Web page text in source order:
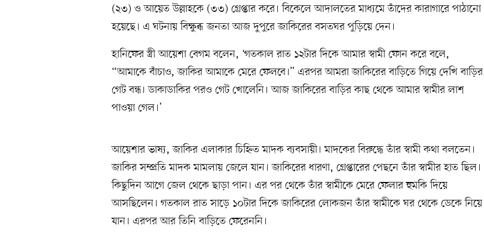
(২৩) ও আয়েত উল্লাহকে (৩৩) গ্রেপ্তার করে। বিকেলে আদালতের মাধ্যমে তাঁদের কারাগারে পাঠানো
হয়েছে। এ ঘটনায় বিক্ষুব্ধ জনতা আজ দুপুরে জাকিরের বসতঘর পুড়িয়ে দেন।
হানিফের স্ত্রী আয়েশা বেগম বলেন, ‘গতকাল রাত ১২টার দিকে আমার স্বামী ফোন করে বলে,
“আমাকে বাঁচাও, জাকির আমাকে মেরে ফেলবে।” এরপর আমরা জাকিরের বাড়িতে গিয়ে দেখি বাড়ির
গেট বন্ধ। ডাকাডাকির পরও গেট খোলেনি। আজ জাকিরের বাড়ির কাছ থেকে আমার স্বামীর লাশ
পাওয়া গেল।’
আয়েশার ভাষ্য, জাকির এলাকার চিহ্নিত মাদক ব্যবসায়ী। মাদকের বিরুদ্ধে তাঁর স্বামী কথা বলতেন।
জাকির সম্প্রতি মাদক মামলায় জেলে যান। জাকিরের ধারণা, গ্রেপ্তারের পেছনে তাঁর স্বামীর হাত ছিল।
কিছুদিন আগে জেল থেকে ছাড়া পান। এর পর থেকে তাঁর স্বামীকে মেরে ফেলার হুমকি দিয়ে
আসছিলেন। গতকাল রাত সাড়ে ১০টার দিকে জাকিরের লোকজন তাঁর স্বামীকে ঘর থেকে ডেকে নিয়ে
যান। এরপর আর তিনি বাড়িতে ফেরেননি।